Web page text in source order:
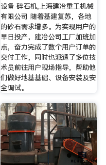
设备 碎石机,上海建冶重工机械
有限公司 随着基建复苏，各地
的砂石需求增多。为实现用户的
早日投产，建冶公司工厂加班加
点，奋力完成了数个用户订单的
交付工作，同时也派遣了多位技
术员前往用户现场指导，帮助他
们做好地基基础、设备安装及安
全调试。